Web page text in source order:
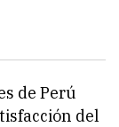
de Perú
del